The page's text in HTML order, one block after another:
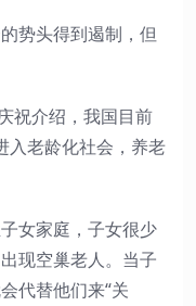
势头得到遏制，但
祝介绍，我国目前
入老龄化社会，养老
女家庭，子女很少
现空巢老人。当子
代替他们来“关